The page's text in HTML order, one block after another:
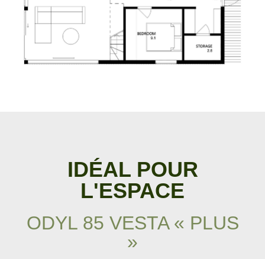
IDÉAL POUR
L'ESPACE
ODYL 85 VESTA « PLUS
»